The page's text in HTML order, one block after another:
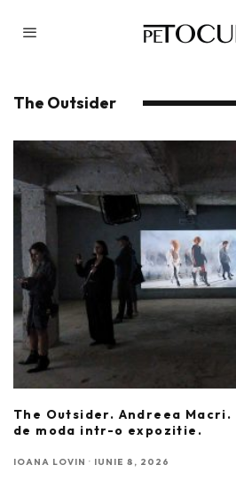
The Outsider
The Outsider. Andreea
de moda intr-o expozitie.
IOANA LOVIN · IUNIE 8, 2026